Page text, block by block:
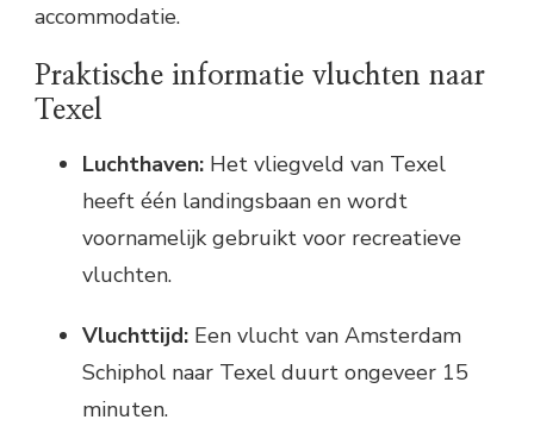
accommodatie.
Praktische informatie vluchten naar
Texel
Luchthaven: Het vliegveld van Texel
heeft één landingsbaan en wordt
voornamelijk gebruikt voor recreatieve
vluchten.
Vluchttijd: Een vlucht van Amsterdam
Schiphol naar Texel duurt ongeveer 15
minuten.